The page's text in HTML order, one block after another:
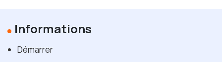
Informations
Démarrer